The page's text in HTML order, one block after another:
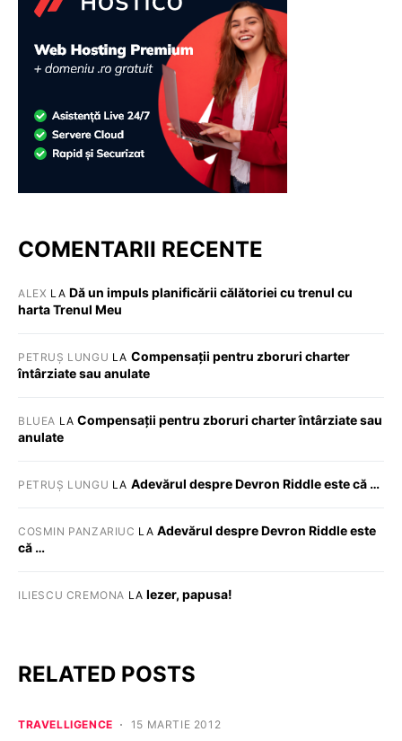
COMENTARII RECENTE
ALEX LA Dă un impuls planificării călătoriei cu trenul cu
harta Trenul Meu
PETRUȘ LUNGU LA Compensații pentru zboruri charter
întârziate sau anulate
BLUEA LACompensații pentru zboruri charter întârziate sau
anulate
PETRUȘ LUNGU LA Adevărul despre Devron Riddle este că …
COSMIN PANZARIUC LA Adevărul despre Devron Riddle este
că …
ILIESCU CREMONA LAIezer, papusa!
RELATED POSTS
TRAVELLIGENCE 15 MARTIE 2012